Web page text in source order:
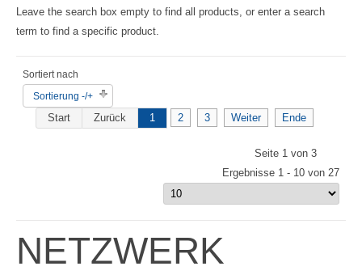
Leave the search box empty to find all products, or enter a search
term to find a specific product.
Sortiert nach
Sortierung -/+
Start Zurück 1 2 3 Weiter Ende
Seite 1 von 3
Ergebnisse 1 - 10 von 27
NETZWERK